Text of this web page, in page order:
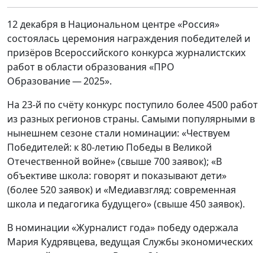
12 декабря в Национальном центре «Россия»
состоялась церемония награждения победителей и
призёров Всероссийского конкурса журналистских
работ в области образования «ПРО
Образование — 2025».
На 23‑й по счёту конкурс поступило более 4500 работ
из разных регионов страны. Самыми популярными в
нынешнем сезоне стали номинации: «Чествуем
Победителей: к 80-летию Победы в Великой
Отечественной войне» (свыше 700 заявок); «В
объективе школа: говорят и показывают дети»
(более 520 заявок) и «Медиавзгляд: современная
школа и педагогика будущего» (свыше 450 заявок).
В номинации «Журналист года» победу одержала
Мария Кудрявцева, ведущая Службы экономических